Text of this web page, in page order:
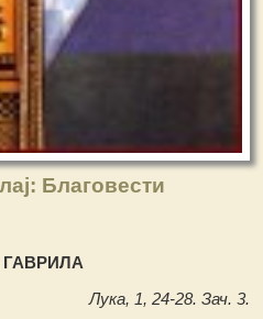
Благовести
Лука, 1, 24-28. Зач. 3.